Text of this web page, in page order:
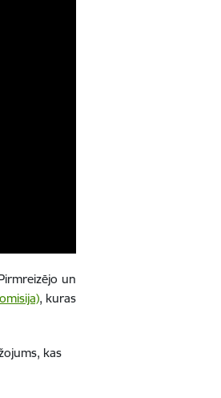
un
, kuras
kas